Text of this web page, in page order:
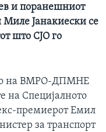
и поранешниот
Миле Јанакиески се
што СЈО го
на ВМРО-ДПМНЕ
на Специјалното
премиерот Емил
за транспорт